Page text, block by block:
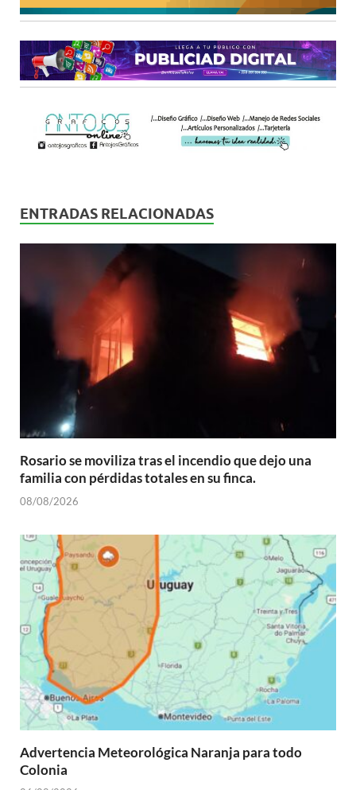
ENTRADAS RELACIONADAS
Rosario se moviliza tras el incendio que dejo una
familia con pérdidas totales en su finca.
08/08/2026
Advertencia Meteorológica Naranja para todo
Colonia